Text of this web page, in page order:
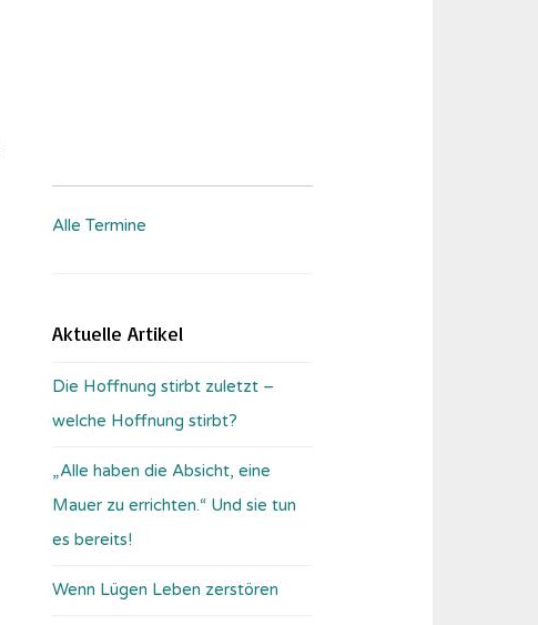
Alle Termine
Aktuelle Artikel
Die Hoffnung stirbt zuletzt –
welche Hoffnung stirbt?
„Alle haben die Absicht, eine
Mauer zu errichten.“ Und sie tun
es bereits!
Wenn Lügen Leben zerstören